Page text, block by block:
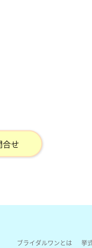
ブライダルワンとは 挙